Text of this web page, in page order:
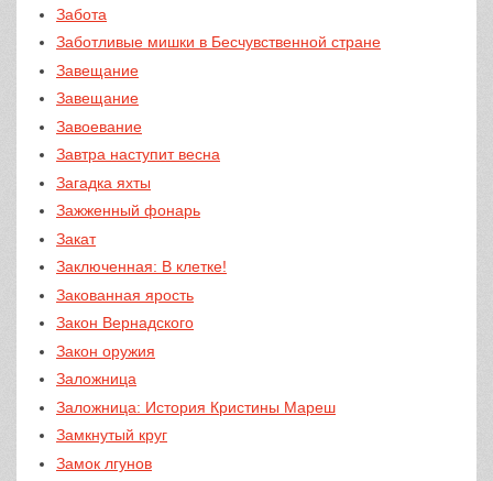
Забота
Заботливые мишки в Бесчувственной стране
Завещание
Завещание
Завоевание
Завтра наступит весна
Загадка яхты
Зажженный фонарь
Закат
Заключенная: В клетке!
Закованная ярость
Закон Вернадского
Закон оружия
Заложница
Заложница: История Кристины Мареш
Замкнутый круг
Замок лгунов